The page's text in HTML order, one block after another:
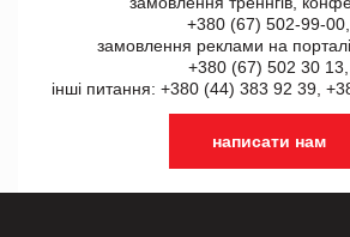
+380 (67) 502-99-00,
замовлення реклами на
+380 (67) 502 30 13,
інші питання: +380 (44) 383 92 39,
написати нам